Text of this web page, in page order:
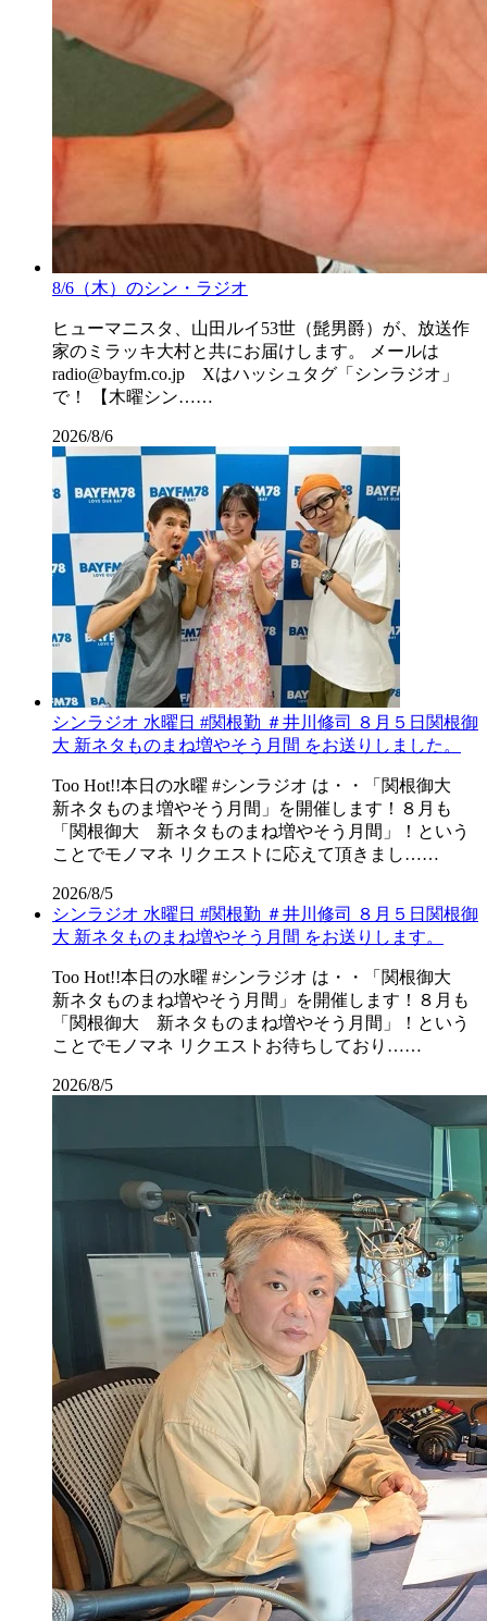
8/6（木）のシン・ラジオ
ヒューマニスタ、山田ルイ53世（髭男爵）が、放送作
家のミラッキ大村と共にお届けします。 メールは
radio@bayfm.co.jp Xはハッシュタグ「シンラジオ」
で！ 【木曜シン……
2026/8/6
シンラジオ 水曜日 #関根勤 ＃井川修司 ８月５日関根御
大 新ネタものまね増やそう月間 をお送りしました。
Too Hot!!本日の水曜 #シンラジオ は・・「関根御大
新ネタものま増やそう月間」を開催します！８月も
「関根御大 新ネタものまね増やそう月間」！という
ことでモノマネ リクエストに応えて頂きまし……
2026/8/5
シンラジオ 水曜日 #関根勤 ＃井川修司 ８月５日関根御
大 新ネタものまね増やそう月間 をお送りします。
Too Hot!!本日の水曜 #シンラジオ は・・「関根御大
新ネタものまね増やそう月間」を開催します！８月も
「関根御大 新ネタものまね増やそう月間」！という
ことでモノマネ リクエストお待ちしており……
2026/8/5